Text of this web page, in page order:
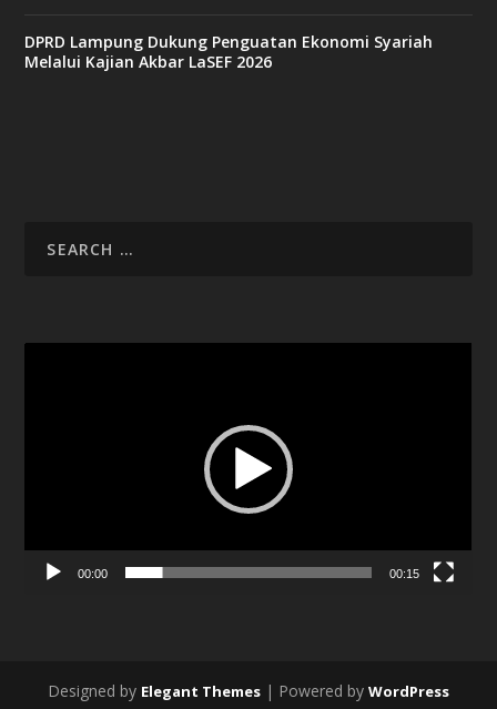
DPRD Lampung Dukung Penguatan Ekonomi Syariah
Melalui Kajian Akbar LaSEF 2026
00:00 00:15
Designed by Elegant Themes | Powered by WordPress